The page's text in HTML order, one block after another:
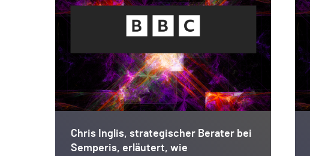
Chris Inglis, strategischer Berater bei
Semperis, erläutert, wie